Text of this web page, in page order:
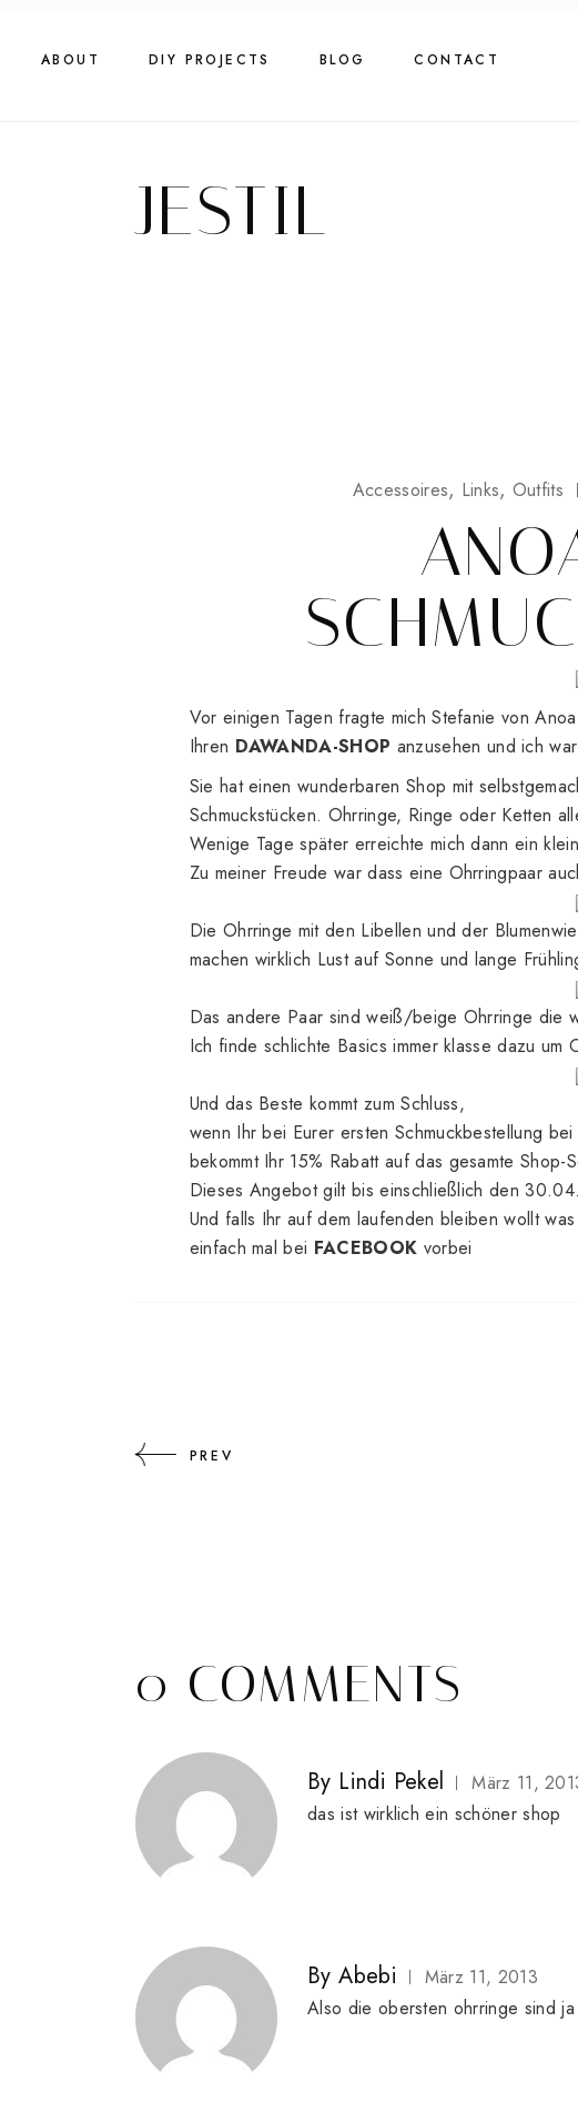
contentABOUT DIY PROJECTS BLOG CONTACT
JESTIL
Accessoires Links Outfits
Vor einigen Tagen fragte mich Stefanie von
Ihren DAWANDA-SHOP anzusehen und ich
Sie hat einen wunderbaren Shop mit
Schmuckstücken. Ohrringe, Ringe oder Ketten
Wenige Tage später erreichte mich dann ein
Zu meiner Freude war dass eine Ohrringpaar
Die Ohrringe mit den Libellen und der
machen wirklich Lust auf Sonne und lange
Das andere Paar sind weiß/beige Ohrringe die
Ich finde schlichte Basics immer klasse dazu um
Und das Beste kommt zum Schluss,
wenn Ihr bei Eurer ersten Schmuckbestellung bei
bekommt Ihr 15% Rabatt auf das gesamte Shop-
Dieses Angebot gilt bis einschließlich den
Und falls Ihr auf dem laufenden bleiben wollt
einfach mal bei FACEBOOK vorbei
PREV
0 COMMENTS
By Lindi Pekel
März 11,
das ist wirklich ein schöner shop
ByAbebi
März 11, 2013
Also die obersten ohrringe sind